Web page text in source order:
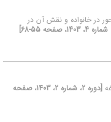
در خانواده و نقش آن در
[دوره 2، شماره 2، 1403، صفحه